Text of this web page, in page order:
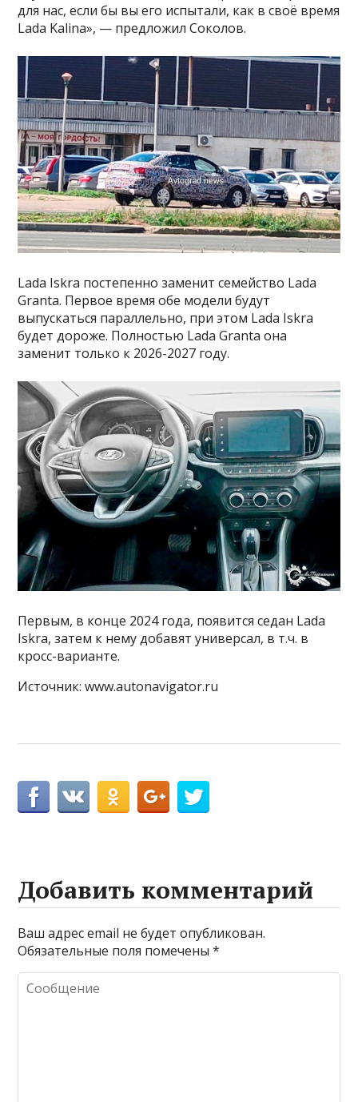
для нас, если бы вы его испытали, как в своё время
Lada Kalina», — предложил Соколов.
Lada Iskra постепенно заменит семейство Lada
Granta. Первое время обе модели будут
выпускаться параллельно, при этом Lada Iskra
будет дороже. Полностью Lada Granta она
заменит только к 2026-2027 году.
Первым, в конце 2024 года, появится седан Lada
Iskra, затем к нему добавят универсал, в т.ч. в
кросс-варианте.
Источник: www.autonavigator.ru
Добавить комментарий
Ваш адрес email не будет опубликован.
Обязательные поля помечены*